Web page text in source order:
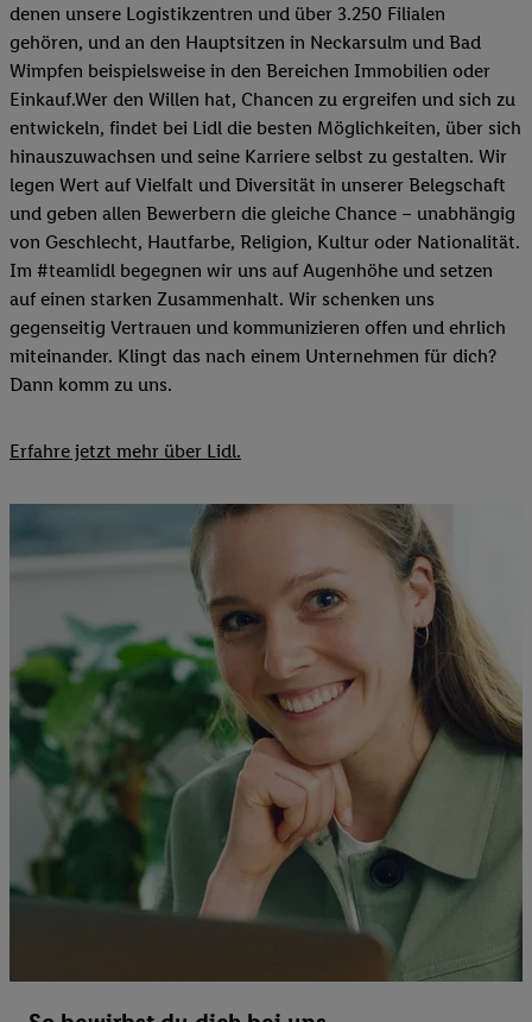
denen unsere Logistikzentren und über 3.250 Filialen
gehören, und an den Hauptsitzen in Neckarsulm und Bad
Wimpfen beispielsweise in den Bereichen Immobilien oder
Einkauf.Wer den Willen hat, Chancen zu ergreifen und sich zu
entwickeln, findet bei Lidl die besten Möglichkeiten, über sich
hinauszuwachsen und seine Karriere selbst zu gestalten. Wir
legen Wert auf Vielfalt und Diversität in unserer Belegschaft
und geben allen Bewerbern die gleiche Chance – unabhängig
von Geschlecht, Hautfarbe, Religion, Kultur oder Nationalität.
Im #teamlidl begegnen wir uns auf Augenhöhe und setzen
auf einen starken Zusammenhalt. Wir schenken uns
gegenseitig Vertrauen und kommunizieren offen und ehrlich
miteinander. Klingt das nach einem Unternehmen für dich?
Dann komm zu uns.​
Erfahre jetzt mehr über Lidl.